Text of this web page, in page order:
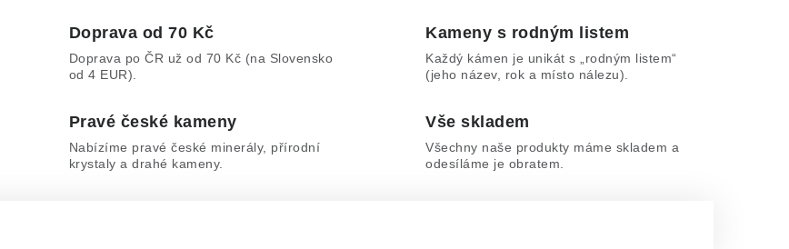
Doprava od 70 Kč
Doprava po ČR už od 70 Kč (na Slovensko
od 4 EUR).
Kameny s rodným listem
Každý kámen je unikát s „rodným listem“
(jeho název, rok a místo nálezu).
Pravé české kameny
Nabízíme pravé české minerály, přírodní
krystaly a drahé kameny.
Vše skladem
Všechny naše produkty máme skladem a
odesíláme je obratem.